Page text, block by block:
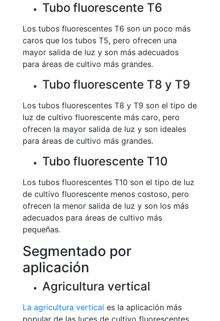
Tubo fluorescente T6
Los tubos fluorescentes T6 son un poco más
caros que los tubos T5, pero ofrecen una
mayor salida de luz y son más adecuados
para áreas de cultivo más grandes.
Tubo fluorescente T8 y T9
Los tubos fluorescentes T8 y T9 son el tipo de
luz de cultivo fluorescente más caro, pero
ofrecen la mayor salida de luz y son ideales
para áreas de cultivo más grandes.
Tubo fluorescente T10
Los tubos fluorescentes T10 son el tipo de luz
de cultivo fluorescente menos costoso, pero
ofrecen la menor salida de luz y son los más
adecuados para áreas de cultivo más
pequeñas.
Segmentado por
aplicación
Agricultura vertical
La agricultura vertical es la aplicación más
popular de las luces de cultivo fluorescentes,